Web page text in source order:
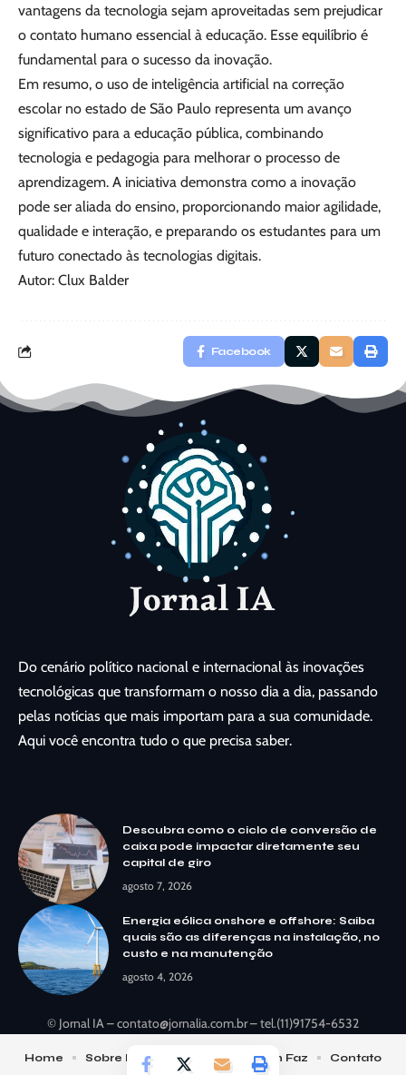
vantagens da tecnologia sejam aproveitadas sem prejudicar
o contato humano essencial à educação. Esse equilíbrio é
fundamental para o sucesso da inovação.
Em resumo, o uso de inteligência artificial na correção
escolar no estado de São Paulo representa um avanço
significativo para a educação pública, combinando
tecnologia e pedagogia para melhorar o processo de
aprendizagem. A iniciativa demonstra como a inovação
pode ser aliada do ensino, proporcionando maior agilidade,
qualidade e interação, e preparando os estudantes para um
futuro conectado às tecnologias digitais.
Autor: Clux Balder
Facebook
Do cenário político nacional e internacional às inovações
tecnológicas que transformam o nosso dia a dia, passando
pelas notícias que mais importam para a sua comunidade.
Aqui você encontra tudo o que precisa saber.
Descubra como o ciclo de conversão de
caixa pode impactar diretamente seu
capital de giro
agosto 7, 2026
Energia eólica onshore e offshore: Saiba
quais são as diferenças na instalação, no
custo e na manutenção
agosto 4, 2026
© Jornal IA –contato@jornalia.com.br– tel.(11)91754-6532
Home Sobre Nós Notícias Quem Faz Contato